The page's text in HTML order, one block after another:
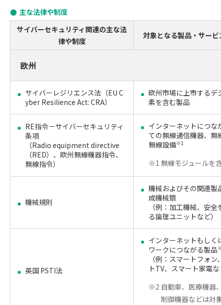
主な法律や制度
サイバーセキュリティ関連の主な法
律や制度
対象となる製品・サー
欧州
サイバーレジリエンス法（EU C
yber Resilience Act: CRA）
欧州市場に上市するデ
素を含む製品
RE指令－サイバーセキュリティ
条項
（Radio equipment directive
（RED）、欧州無線機器指令、
無線指令）
インターネットにつな
ての無線通信機器、無
無線設備※1
※1 無線モジュールを
機械規則
機械およびその関連製
成機械類
（例：加工機械、安
る論理ユニットなど）
英国 PSTI法
インターネットもしく
ワークにつながる製品
（例：スマートフォン
トTV、スマート家電
※2 自動車、医療機器
制御機器などは対